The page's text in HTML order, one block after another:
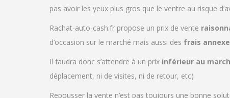
pas avoir les yeux plus gros que le ventre au risque
Rachat-auto-cash.fr propose un prix de vente
d’occasion sur le marché mais aussi des frais
Il faudra donc s’attendre à un prix inférieur au
déplacement, ni de visites, ni de retour, etc)
Repousser la vente n’est pas toujours une bonne